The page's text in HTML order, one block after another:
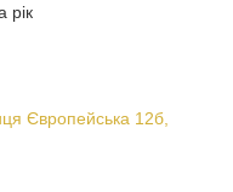
рік
Європейська 12б,